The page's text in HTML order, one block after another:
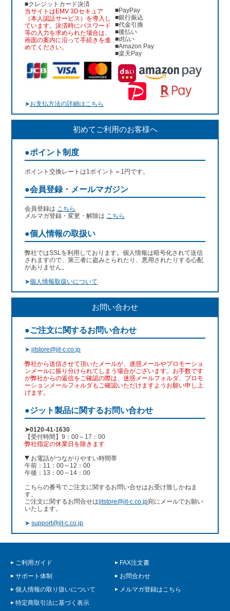
■クレジットカード決済
当サイトはEMV 3Dセキュア
（本人認証サービス）を導入し
ています。決済時にパスワード
等の入力を求められた場合は、
画面の案内に沿って手続きを進
めてください。
■PayPay
■銀行振込
■代金引換
■後払い
■d払い
■Amazon Pay
■楽天Pay
➤お支払方法の詳細はこちら
初めてご利用のお客様へ
●ポイント制度
ポイント交換レートは1ポイント＝1円です。
●会員登録・メールマガジン
会員登録は こちら
メルマガ登録・変更・解除は こちら
●個人情報の取扱い
弊社ではSSLを利用しております。個人情報は暗号化されて送信
されますので、第三者に盗みとられたり、悪用されたりする心配
がありません。
➤個人情報取扱いについて
お問い合わせ
●ご注文に関するお問い合わせ
➤jitstore@jit-c.co.jp
弊社から送信させて頂いたメールが、迷惑メールやプロモーショ
ンメールに振り分けられてしまう場合がございます。お手数です
が弊社からの返信をご確認の際は、迷惑メールフォルダ、プロモ
ーションメールフォルダもご確認いただけますようお願い申し上
げます。
●ジット製品に関するお問い合わせ
➤0120-41-1630
【受付時間】9：00～17：00
弊社指定の休業日を除きます
お電話がつながりやすい時間帯
午前：11：00～12：00
午後：13：00～14：00
こちらの番号でご注文に関するお問い合せはお受け致しかねま
す。
ご注文に関するお問合せはjitstore@jit-c.co.jp宛にメールでお願い
いたします。
➤support@jit-c.co.jp
ご利用ガイド
FAX注文書
サポート体制
お問合わせ
個人情報の取り扱いについて
メルマガ登録はこちら
特定商取引法に基づく表示